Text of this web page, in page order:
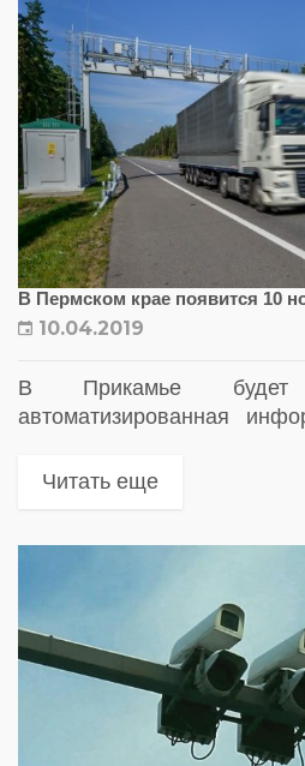
В Пермском крае появится 10
10.04.2019
В Прикамье будет
автоматизированная
Количество
Читать еще